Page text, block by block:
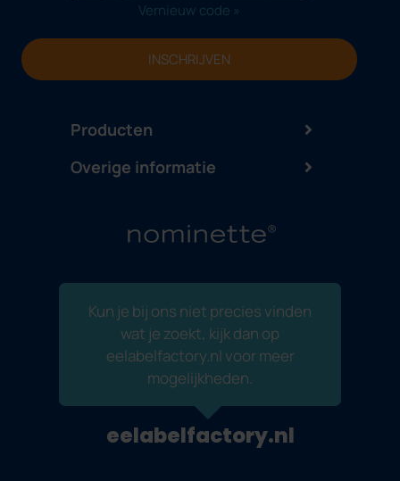
Producten
Vernieuw code »
INSCHRIJVEN
Overige informatie
Kun je bij ons niet precies vinden
wat je zoekt, kijk dan op
eelabelfactory.nl voor meer
mogelijkheden.
eelabelfactory.nl